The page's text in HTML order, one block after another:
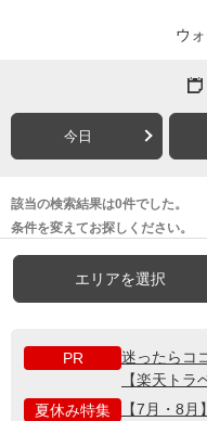
ウ
今日
該当の検索結果は0件でした。
条件を変えてお探しください。
エリアを選択
PR
迷ったらコ
【楽天トラ
夏休み特集
【7月・8